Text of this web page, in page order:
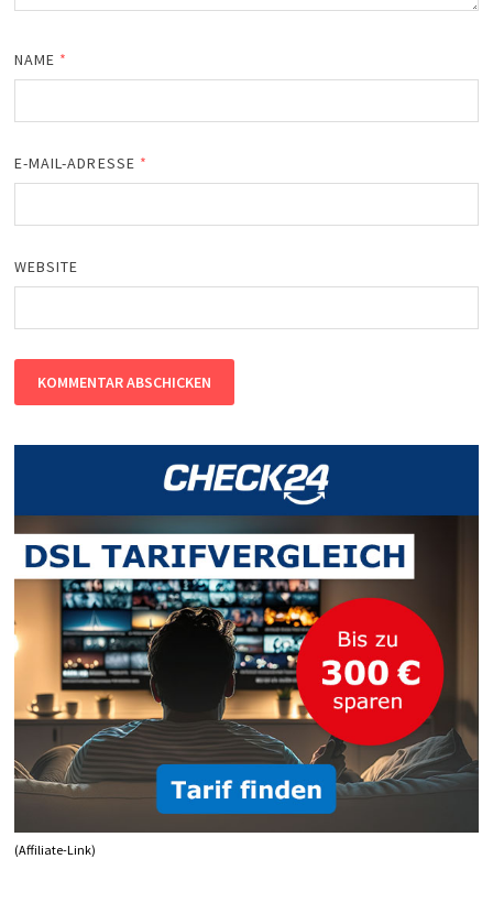
NAME *
E-MAIL-ADRESSE *
WEBSITE
(Affiliate-Link)